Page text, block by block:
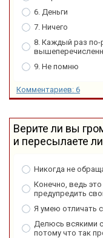
6. Деньги
7. Ничего
8. Каждый раз
9. Не помню
Комментариев: 6
Верите ли вы
и пересылаете
Никогда не
Конечно, ведь
предупредить
Я умею отличать
Делюсь всякими
потому что так